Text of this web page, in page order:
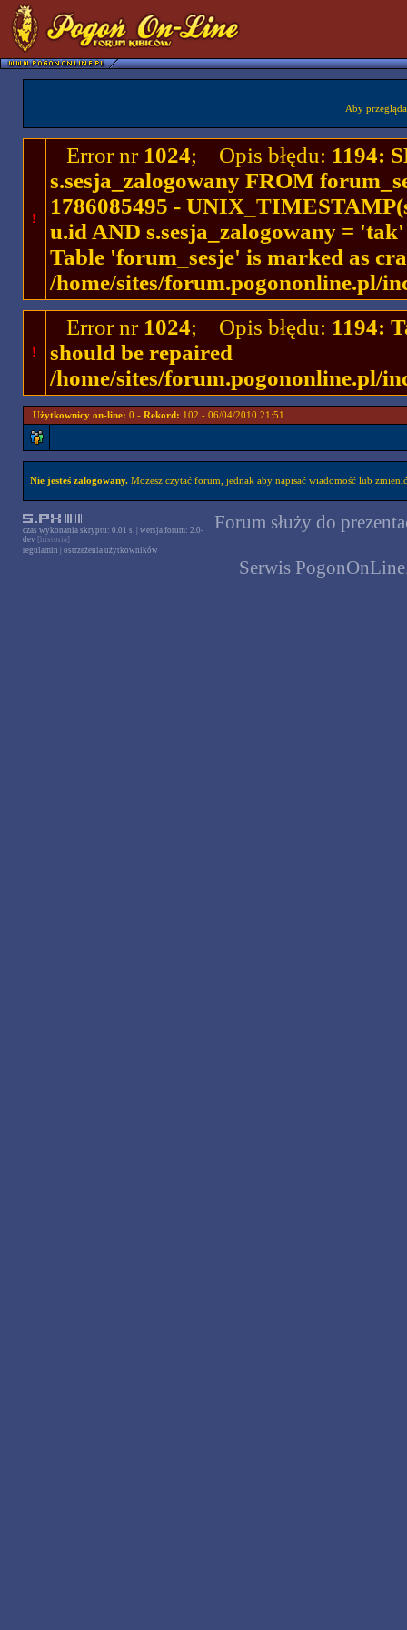
Aby
!
Error nr 1024; Opis błędu: 1194:
s.sesja_zalogowany FROM
1786085495 -
u.id AND s.sesja_zalogowany =
Table 'forum_sesje' is marked as
/home/sites/forum.pogononline.pl/
!
Error nr 1024; Opis błędu: 1194:
should be repaired
/home/sites/forum.pogononline.pl/
Użytkownicy on-line: 0 - Rekord: 102 - 06/04/2010 21:51
Nie jesteś zalogowany.Możesz czytać forum, jednak aby napisać wiadomość lub
czas wykonania skryptu: 0.01 s. | wersja forum: 2.0-
dev [historia]
regulamin
ostrzeżenia użytkowników
Forum służy do
Serwis